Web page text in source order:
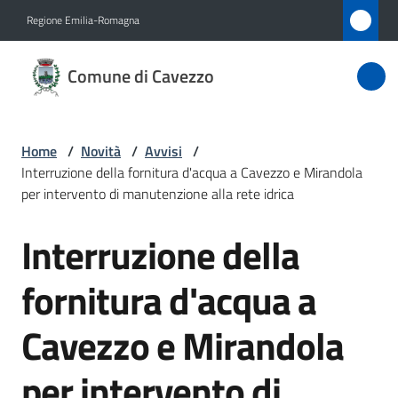
Regione Emilia-Romagna
Comune di Cavezzo
di
Amministrazione
Novità
Menu selezionato
Servizi
Vivere
Cavezzo
Home / Novità / Avvisi /
Interruzione della fornitura d'acqua a Cavezzo e Mirandola
per intervento di manutenzione alla rete idrica
Salta al contenuto
Interruzione della
fornitura d'acqua a
Cavezzo e Mirandola